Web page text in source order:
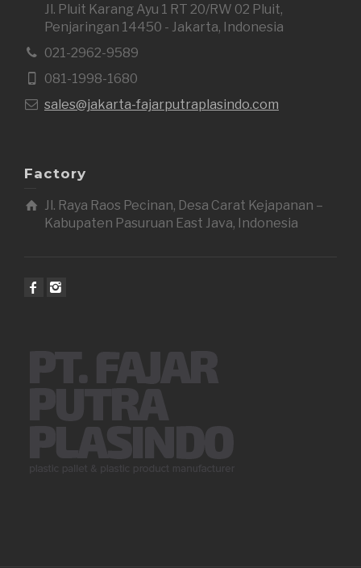
Jl. Pluit Karang Ayu 1 RT 20/RW 02 Pluit,
Penjaringan 14450 - Jakarta, Indonesia
021-2962-9589
081-1998-1680
sales@jakarta-fajarputraplasindo.com
Factory
Jl. Raya Raos Pecinan, Desa Carat Kejapanan –
Kabupaten Pasuruan East Java, Indonesia